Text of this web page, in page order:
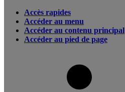
Accès rapides
Accéder au menu
Accéder au contenu principal
Accéder au pied de page